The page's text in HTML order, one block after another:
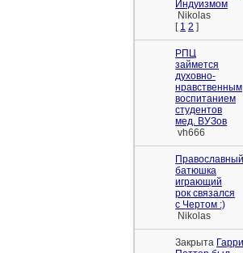
Индуизмом
Nikolas
[ 1 2 ]
РПЦ
займется
духовно-
нравственным
воспитанием
студентов
мед. ВУЗов
vh666
Православный
батюшка
играющий
рок связался
с Чертом :)
Nikolas
Закрыта Гарри